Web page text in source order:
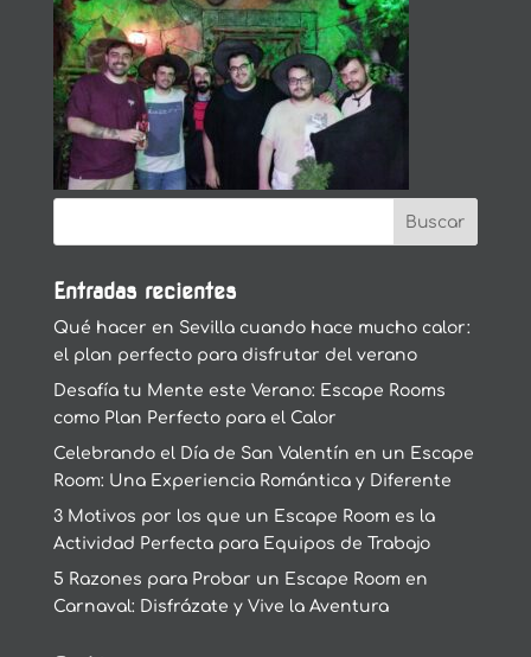
Entradas recientes
Qué hacer en Sevilla cuando hace mucho calor:
el plan perfecto para disfrutar del verano
Desafía tu Mente este Verano: Escape Rooms
como Plan Perfecto para el Calor
Celebrando el Día de San Valentín en un Escape
Room: Una Experiencia Romántica y Diferente
3 Motivos por los que un Escape Room es la
Actividad Perfecta para Equipos de Trabajo
5 Razones para Probar un Escape Room en
Carnaval: Disfrázate y Vive la Aventura